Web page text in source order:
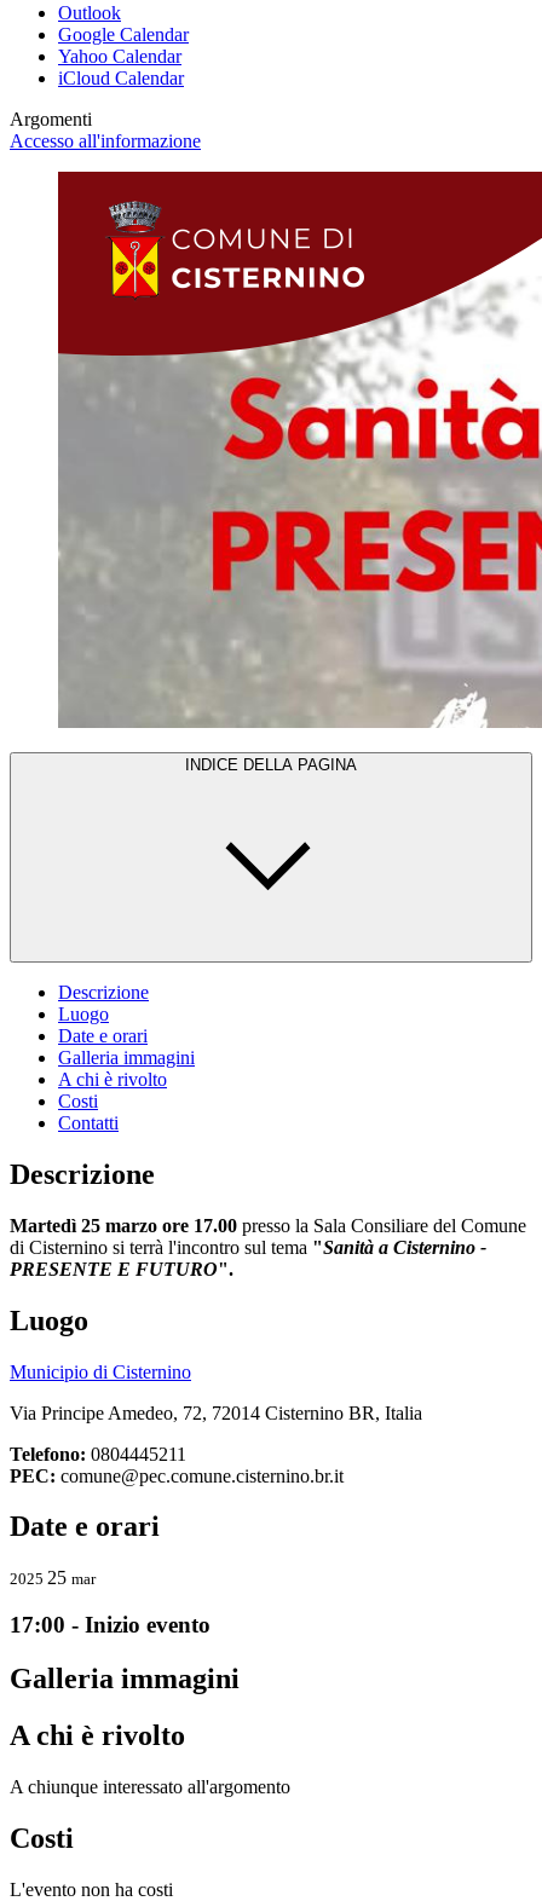
Outlook
Google Calendar
Yahoo Calendar
iCloud Calendar
Argomenti
Accesso all'informazione
INDICE DELLA PAGINA
Descrizione
Luogo
Date e orari
Galleria immagini
A chi è rivolto
Costi
Contatti
Descrizione
Martedì 25 marzo ore 17.00 presso la Sala Consiliare del Comune
di Cisternino si terrà l'incontro sul tema "Sanità a Cisternino -
PRESENTE E FUTURO".
Luogo
Municipio di Cisternino
Via Principe Amedeo, 72, 72014 Cisternino BR, Italia
Telefono: 0804445211
PEC: comune@pec.comune.cisternino.br.it
Date e orari
2025 25 mar
17:00 - Inizio evento
Galleria immagini
A chi è rivolto
A chiunque interessato all'argomento
Costi
L'evento non ha costi